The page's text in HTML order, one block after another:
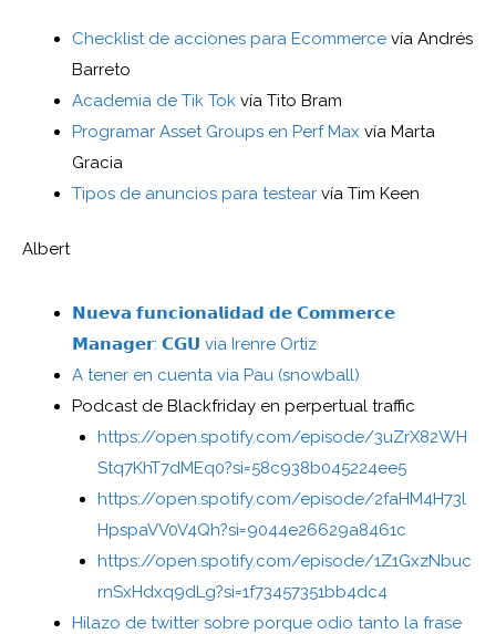
Checklist de acciones para Ecommerce vía Andrés
Barreto
Academia de Tik Tok vía Tito Bram
Programar Asset Groups en Perf Max vía Marta
Gracia
Tipos de anuncios para testear vía Tim Keen
Albert
𝗡𝘂𝗲𝘃𝗮 𝗳𝘂𝗻𝗰𝗶𝗼𝗻𝗮𝗹𝗶𝗱𝗮𝗱 𝗱𝗲 𝗖𝗼𝗺𝗺𝗲𝗿𝗰𝗲
𝗠𝗮𝗻𝗮𝗴𝗲𝗿: 𝗖𝗚𝗨 via Irenre Ortiz
A tener en cuenta via Pau (snowball)
Podcast de Blackfriday en perpertual traffic
https://open.spotify.com/episode/3uZrX82WH
Stq7KhT7dMEq0?si=58c938b045224ee5
https://open.spotify.com/episode/2faHM4H73l
HpspaVV0V4Qh?si=9044e26629a8461c
https://open.spotify.com/episode/1Z1GxzNbuc
rnSxHdxq9dLg?si=1f73457351bb4dc4
Hilazo de twitter sobre porque odio tanto la frase